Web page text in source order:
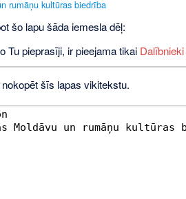
rumāņu kultūras biedrība
šo lapu šāda iemesla dēļ:
Tu pieprasīji, ir pieejama tikai Dalībnieki
šīs lapas vikitekstu.